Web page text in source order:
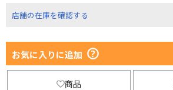
店舗の在庫を確認する
お気に入りに追加
商品